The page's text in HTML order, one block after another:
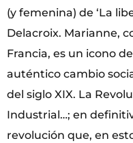
(y femenina) de ‘La
Delacroix. Marianne,
Francia, es un icono
auténtico cambio
del siglo XIX. La
Industrial…; en
revolución que, en